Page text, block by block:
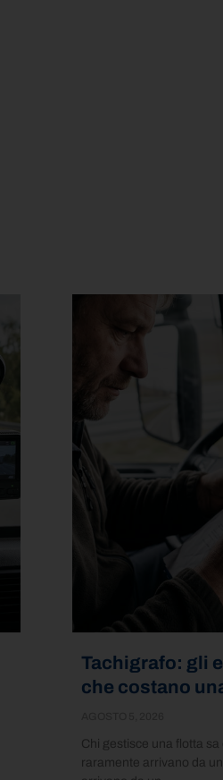
Tachigrafo: gli
che costano
Chi gestisce una flotta
raramente arrivano da